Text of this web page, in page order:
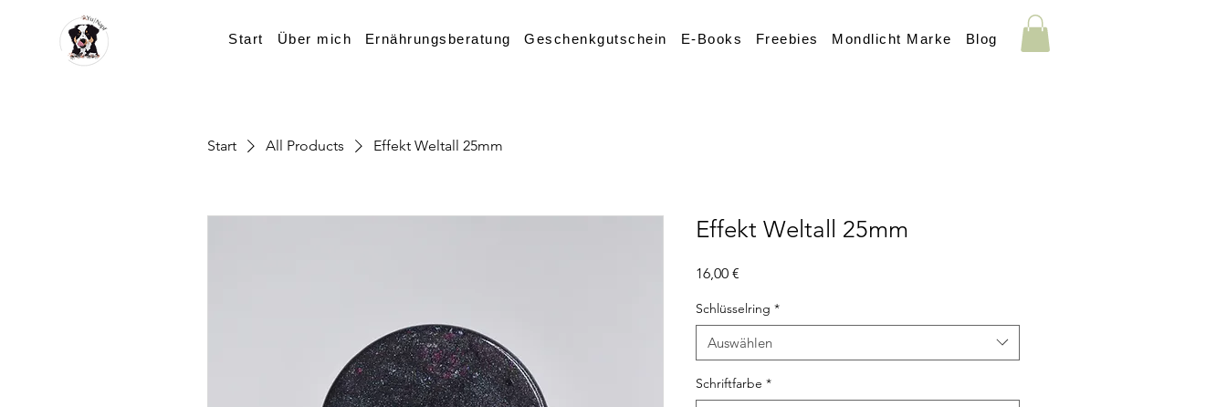
Start Über mich Ernährungsberatung Geschenkgutschein E-Books Freebies Mondlicht Marke Blog
Start All Products Effekt Weltall 25mm
Effekt Weltall 25mm
16,00 €
Schlüsselring *
Auswählen
Schriftfarbe *